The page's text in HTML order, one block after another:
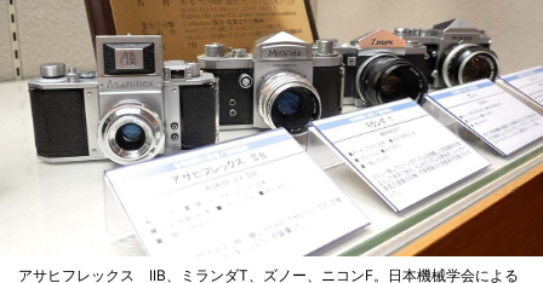
アサヒフレックス IIB、ミランダT、ズノー、ニコンF。日本機械学会による